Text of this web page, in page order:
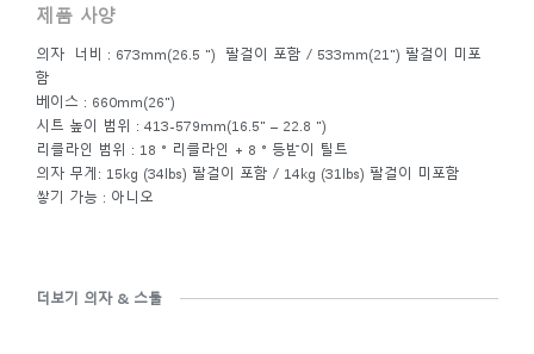
제품 사양
의자 너비 : 673mm(26.5 ") 팔걸이 포함 / 533mm(21") 팔걸이 미포
함
베이스 : 660mm(26")
시트 높이 범위 : 413-579mm(16.5" – 22.8 ")
리클라인 범위 : 18 ° 리클라인 + 8 ° 등받이 틸트
의자 무게: 15kg (34lbs) 팔걸이 포함 / 14kg (31lbs) 팔걸이 미포함
쌓기 가능 : 아니오
더보기 의자 & 스툴